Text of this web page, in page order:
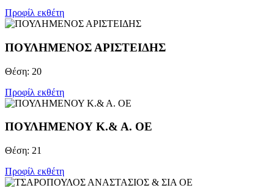
Προφίλ εκθέτη
ΠΟΥΛΗΜΕΝΟΣ ΑΡΙΣΤΕΙΔΗΣ
Θέση: 20
Προφίλ εκθέτη
ΠΟΥΛΗΜΕΝΟΥ Κ.& Α. ΟΕ
Θέση: 21
Προφίλ εκθέτη